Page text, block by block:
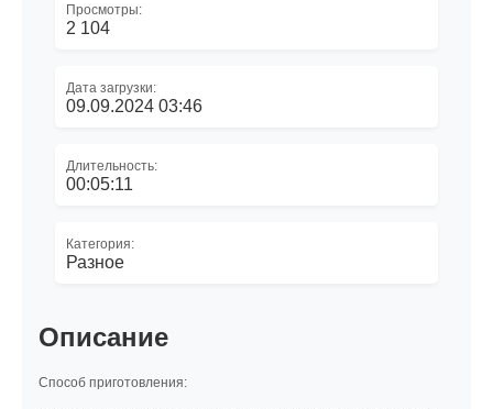
Просмотры:
2 104
Дата загрузки:
09.09.2024 03:46
Длительность:
00:05:11
Категория:
Разное
Описание
Способ приготовления: